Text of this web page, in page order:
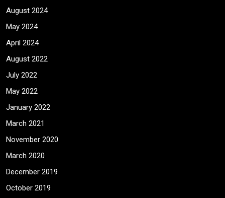
August 2024
May 2024
April 2024
August 2022
July 2022
May 2022
January 2022
March 2021
November 2020
March 2020
December 2019
October 2019